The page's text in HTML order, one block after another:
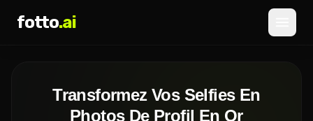
fotto.ai
CONNEXION INSCRIPTION
Transformez Vos Selfies En
Photos De Profil En Or